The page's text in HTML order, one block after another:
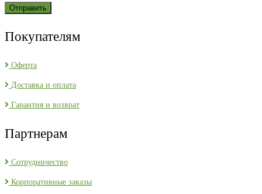
Покупателям
Оферта
Доставка и оплата
Гарантия и возврат
Партнерам
Сотрудничество
Корпоративные заказы